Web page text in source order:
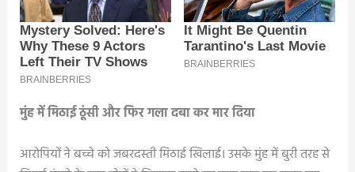
मुंह में मिठाई ठूंसी और फिर गला दबा कर मार दिया
आरोपियों ने बच्चे को जबरदस्ती मिठाई खिलाई। उसके मुंह में बुरी तरह से